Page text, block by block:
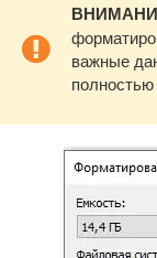
важные